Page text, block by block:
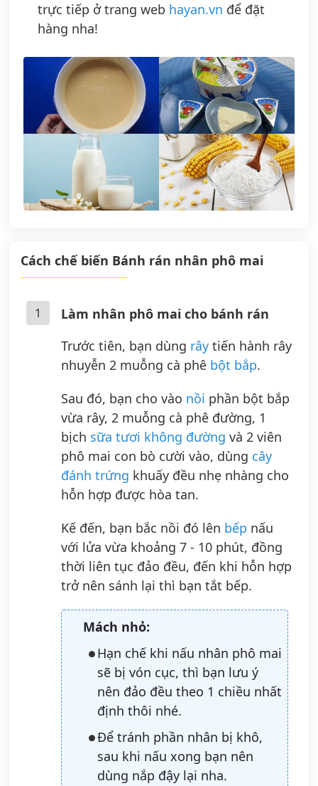
trực tiếp ở trang web hayan.vn để đặt
hàng nha!
Cách chế biến Bánh rán nhân phô mai
1
Làm nhân phô mai cho bánh rán
Trước tiên, bạn dùng rây tiến hành rây
nhuyễn 2 muỗng cà phê bột bắp.
Sau đó, bạn cho vào nồi phần bột bắp
vừa rây, 2 muỗng cà phê đường, 1
bịch sữa tươi không đường và 2 viên
phô mai con bò cười vào, dùng cây
đánh trứng khuấy đều nhẹ nhàng cho
hỗn hợp được hòa tan.
Kế đến, bạn bắc nồi đó lên bếp nấu
với lửa vừa khoảng 7 - 10 phút, đồng
thời liên tục đảo đều, đến khi hỗn hợp
trở nên sánh lại thì bạn tắt bếp.
Mách nhỏ:
Hạn chế khi nấu nhân phô mai
sẽ bị vón cục, thì bạn lưu ý
nên đảo đều theo 1 chiều nhất
định thôi nhé.
Để tránh phần nhân bị khô,
sau khi nấu xong bạn nên
dùng nắp đậy lại nha.